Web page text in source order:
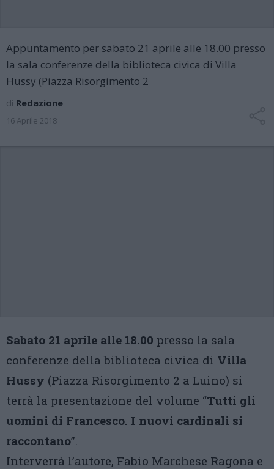
Appuntamento per sabato 21 aprile alle 18.00 presso
la sala conferenze della biblioteca civica di Villa
Hussy (Piazza Risorgimento 2
di Redazione
16 Aprile 2018
Sabato 21 aprile alle 18.00 presso la sala
conferenze della biblioteca civica di Villa
Hussy (Piazza Risorgimento 2 a Luino) si
terrà la presentazione del volume “Tutti gli
uomini di Francesco. I nuovi cardinali si
raccontano”.
Interverrà l’autore, Fabio Marchese Ragona e